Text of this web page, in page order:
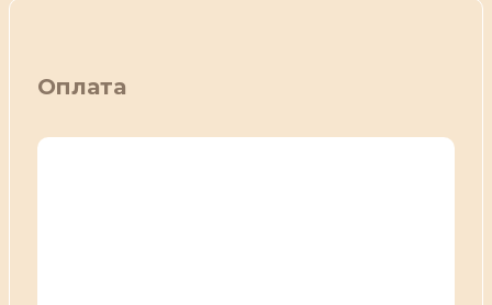
Оплата